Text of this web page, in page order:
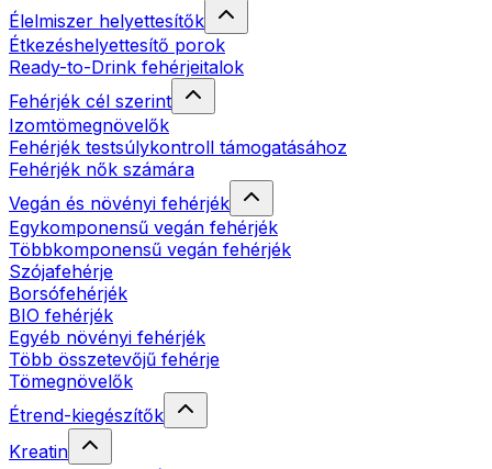
Élelmiszer helyettesítők
Étkezéshelyettesítő porok
Ready-to-Drink fehérjeitalok
Fehérjék cél szerint
Izomtömegnövelők
Fehérjék testsúlykontroll támogatásához
Fehérjék nők számára
Vegán és növényi fehérjék
Egykomponensű vegán fehérjék
Többkomponensű vegán fehérjék
Szójafehérje
Borsófehérjék
BIO fehérjék
Egyéb növényi fehérjék
Több összetevőjű fehérje
Tömegnövelők
Étrend-kiegészítők
Kreatin